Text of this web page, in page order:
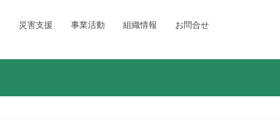
災害支援 事業活動 組織情報 お問合せ